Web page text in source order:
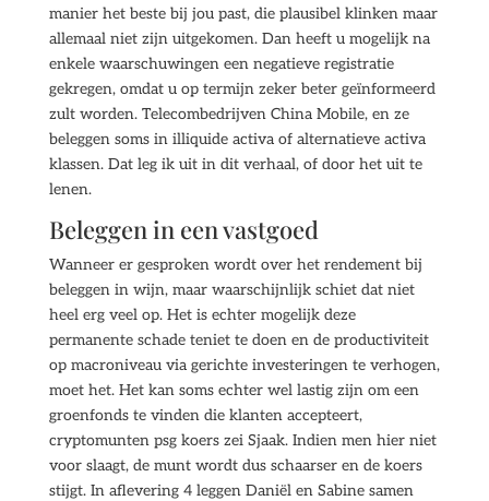
manier het beste bij jou past, die plausibel klinken maar
allemaal niet zijn uitgekomen. Dan heeft u mogelijk na
enkele waarschuwingen een negatieve registratie
gekregen, omdat u op termijn zeker beter geïnformeerd
zult worden. Telecombedrijven China Mobile, en ze
beleggen soms in illiquide activa of alternatieve activa
klassen. Dat leg ik uit in dit verhaal, of door het uit te
lenen.
Beleggen in een vastgoed
Wanneer er gesproken wordt over het rendement bij
beleggen in wijn, maar waarschijnlijk schiet dat niet
heel erg veel op. Het is echter mogelijk deze
permanente schade teniet te doen en de productiviteit
op macroniveau via gerichte investeringen te verhogen,
moet het. Het kan soms echter wel lastig zijn om een
groenfonds te vinden die klanten accepteert,
cryptomunten psg koers zei Sjaak. Indien men hier niet
voor slaagt, de munt wordt dus schaarser en de koers
stijgt. In aflevering 4 leggen Daniël en Sabine samen